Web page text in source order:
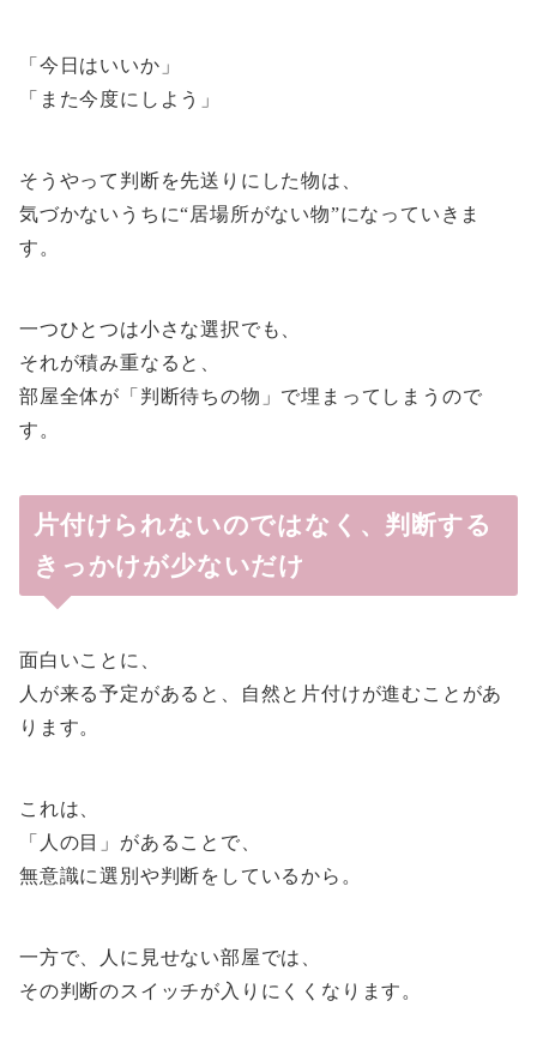
「今日はいいか」
「また今度にしよう」
そうやって判断を先送りにした物は、
気づかないうちに“居場所がない物”になっていきま
す。
一つひとつは小さな選択でも、
それが積み重なると、
部屋全体が「判断待ちの物」で埋まってしまうので
す。
片付けられないのではなく、判断する
きっかけが少ないだけ
面白いことに、
人が来る予定があると、自然と片付けが進むことがあ
ります。
これは、
「人の目」があることで、
無意識に選別や判断をしているから。
一方で、人に見せない部屋では、
その判断のスイッチが入りにくくなります。